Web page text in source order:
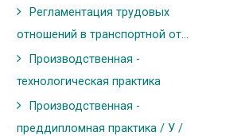
Регламентация трудовых
отношений в транспортной от...
Производственная -
технологическая практика
Производственная -
преддипломная практика / У /